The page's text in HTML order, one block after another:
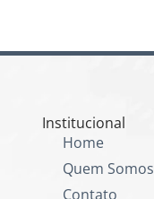
Institucional
Home
Quem Somos
Contato